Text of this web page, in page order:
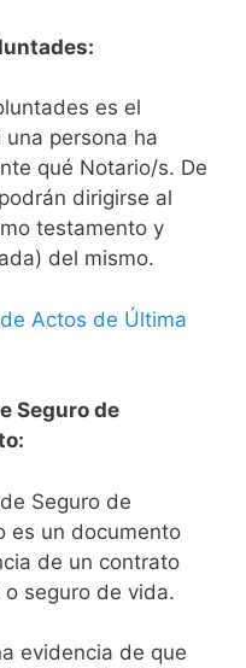
es el
persona ha
qué Notario/s. De
dirigirse al
testamento y
del mismo.
Actos de Última
Seguro de
Seguro de
es un documento
de un contrato
seguro de vida.
evidencia de que